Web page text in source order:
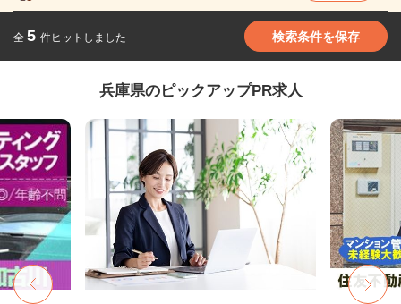
全 5 件ヒットしました 検索条件を保存
兵庫県のピックアップPR求人